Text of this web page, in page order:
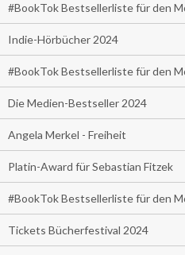
#BookTok Bestsellerliste für den
Indie-Hörbücher 2024
#BookTok Bestsellerliste für den
Die Medien-Bestseller 2024
Angela Merkel - Freiheit
Platin-Award für Sebastian Fitzek
#BookTok Bestsellerliste für den
Tickets Bücherfestival 2024